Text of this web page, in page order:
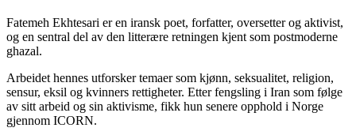
Fatemeh Ekhtesari er en iransk poet, forfatter, oversetter og aktivist,
og en sentral del av den litterære retningen kjent som postmoderne
ghazal.
Arbeidet hennes utforsker temaer som kjønn, seksualitet, religion,
sensur, eksil og kvinners rettigheter. Etter fengsling i Iran som følge
av sitt arbeid og sin aktivisme, fikk hun senere opphold i Norge
gjennom ICORN.